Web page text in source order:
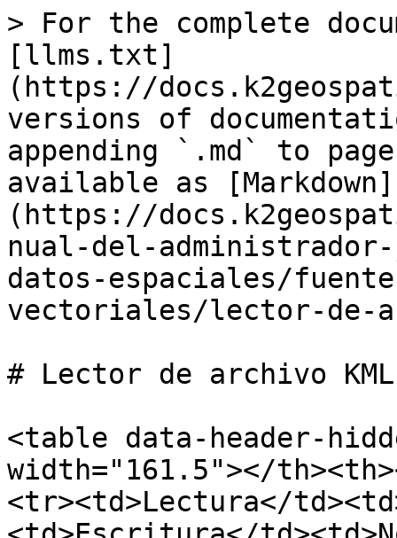
> For the complete
[llms.txt]
(https://
versions of
appending `.md` to
available as [Markdown]
(https://
nual-del-
datos-espaciales/
vectoriales/lector-de-
# Lector de archivo KML
<table data-header-
width="161.5"></
<tr><td>Lectura</